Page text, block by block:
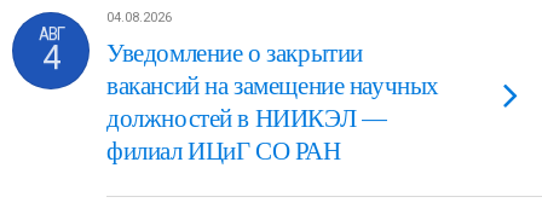
АВГ
4
04.08.2026
Уведомление о закрытии
вакансий на замещение научных
должностей в НИИКЭЛ —
филиал ИЦиГ СО РАН